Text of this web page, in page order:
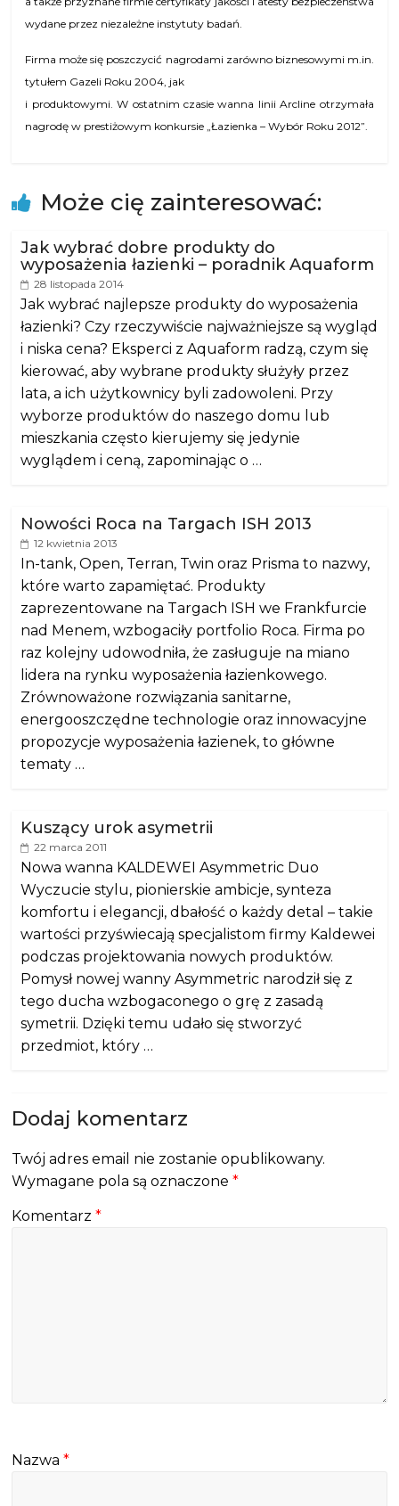
wydane przez niezależne instytuty badań.
Firma może się poszczycić nagrodami zarówno biznesowymi m.in.
tytułem Gazeli Roku 2004, jak
i produktowymi. W ostatnim czasie wanna linii Arcline otrzymała
nagrodę w prestiżowym konkursie „Łazienka – Wybór Roku 2012”.
Może cię zainteresować:
Jak wybrać dobre produkty do
wyposażenia łazienki – poradnik Aquaform
28 listopada 2014
Jak wybrać najlepsze produkty do wyposażenia
łazienki? Czy rzeczywiście najważniejsze są wygląd
i niska cena? Eksperci z Aquaform radzą, czym się
kierować, aby wybrane produkty służyły przez
lata, a ich użytkownicy byli zadowoleni. Przy
wyborze produktów do naszego domu lub
mieszkania często kierujemy się jedynie
wyglądem i ceną, zapominając o …
Nowości Roca na Targach ISH 2013
12 kwietnia 2013
In-tank, Open, Terran, Twin oraz Prisma to nazwy,
które warto zapamiętać. Produkty
zaprezentowane na Targach ISH we Frankfurcie
nad Menem, wzbogaciły portfolio Roca. Firma po
raz kolejny udowodniła, że zasługuje na miano
lidera na rynku wyposażenia łazienkowego.
Zrównoważone rozwiązania sanitarne,
energooszczędne technologie oraz innowacyjne
propozycje wyposażenia łazienek, to główne
tematy …
Kuszący urok asymetrii
22 marca 2011
Nowa wanna KALDEWEI Asymmetric Duo
Wyczucie stylu, pionierskie ambicje, synteza
komfortu i elegancji, dbałość o każdy detal – takie
wartości przyświecają specjalistom firmy Kaldewei
podczas projektowania nowych produktów.
Pomysł nowej wanny Asymmetric narodził się z
tego ducha wzbogaconego o grę z zasadą
symetrii. Dzięki temu udało się stworzyć
przedmiot, który …
Dodaj komentarz
Twój adres email nie zostanie opublikowany.
Wymagane pola są oznaczone*
Komentarz*
Nazwa*